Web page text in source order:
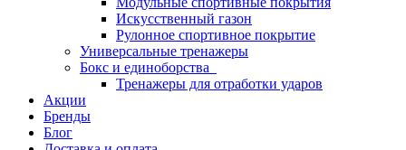
Искусственный газон
Рулонное спортивное покрытие
Универсальные тренажеры
Бокс и единоборства
Тренажеры для отработки ударов
Акции
Бренды
Блог